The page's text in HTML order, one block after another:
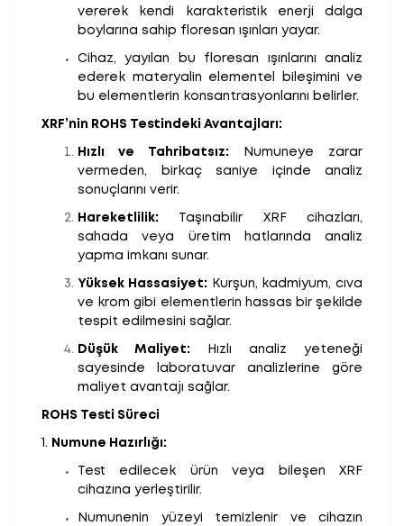
vererek kendi karakteristik enerji dalga
boylarına sahip floresan ışınları yayar.
Cihaz, yayılan bu floresan ışınlarını analiz
ederek materyalin elementel bileşimini ve
bu elementlerin konsantrasyonlarını belirler.
XRF’nin ROHS Testindeki Avantajları:
Hızlı ve Tahribatsız: Numuneye zarar
vermeden, birkaç saniye içinde analiz
sonuçlarını verir.
Hareketlilik: Taşınabilir XRF cihazları,
sahada veya üretim hatlarında analiz
yapma imkanı sunar.
Yüksek Hassasiyet: Kurşun, kadmiyum, cıva
ve krom gibi elementlerin hassas bir şekilde
tespit edilmesini sağlar.
Düşük Maliyet: Hızlı analiz yeteneği
sayesinde laboratuvar analizlerine göre
maliyet avantajı sağlar.
ROHS Testi Süreci
1. Numune Hazırlığı:
Test edilecek ürün veya bileşen XRF
cihazına yerleştirilir.
Numunenin yüzeyi temizlenir ve cihazın